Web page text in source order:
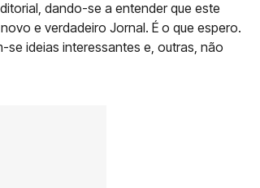
dando-se a entender que este
e verdadeiro Jornal. É o que espero.
ideias interessantes e, outras, não